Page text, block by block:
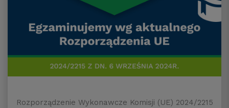
Rozporządzenie Wykonawcze Komisji (UE) 2024/2215